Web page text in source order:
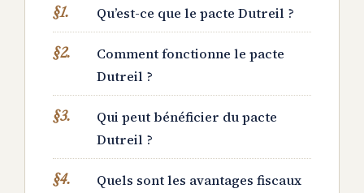
Qu’est-ce que le pacte Dutreil ?
Comment fonctionne le pacte
Dutreil ?
Qui peut bénéficier du pacte
Dutreil ?
Quels sont les avantages fiscaux